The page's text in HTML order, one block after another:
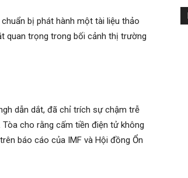
bị phát hành một tài liệu thảo
quan trọng trong bối cảnh thị trường
dẫn dắt, đã chỉ trích sự chậm trễ
cho rằng cấm tiền điện tử không
báo cáo của IMF và Hội đồng Ổn